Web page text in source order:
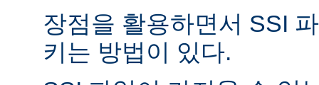
장점을 활용하면서 SSI
키는 방법이 있다.